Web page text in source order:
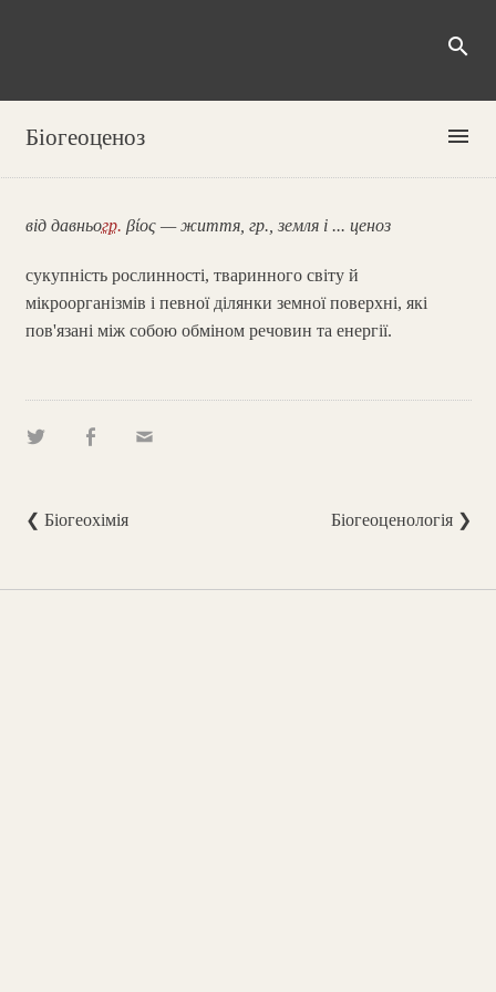
search
Біогеоценоз menu
від давньогр. βίος — життя, гр., земля і ... ценоз
сукупність рослинності, тваринного світу й
мікроорганізмів і певної ділянки земної поверхні, які
пов'язані між собою обміном речовин та енергії.
❮ Біогеохімія Біогеоценологія ❯